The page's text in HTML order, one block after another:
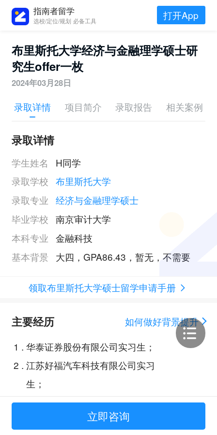
指南者留学
选校/定位/规划 必备工具 打开App
布里斯托大学经济与金融理学硕士研
究生offer一枚
2024年03月28日
录取详情 项目简介 录取报告 相关案例
录取详情
学生姓名
H同学
录取学校 布里斯托大学
录取专业 经济与金融理学硕士
毕业学校 南京审计大学
本科专业 金融科技
基本背景
大四，GPA86.43，暂无，不需要
领取布里斯托大学硕士留学申请手册
主要经历
如何做好背景提升
1 . 华泰证券股份有限公司实习生；
2 . 江苏好福汽车科技有限公司实习
生；
3.嘉环科技股份有限公司财务助理实
立即咨询